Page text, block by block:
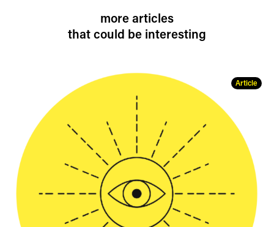
more articles
that could be interesting
Article